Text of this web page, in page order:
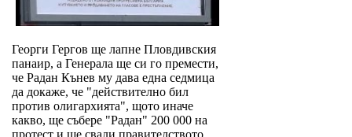
Георги Гергов ще лапне Пловдивския
панаир, а Генерала ще си го премести,
че Радан Кънев му дава една седмица
да докаже, че "действително бил
против олигархията", щото иначе
какво, ще събере "Радан" 200 000 на
протест и ще свали правителството,